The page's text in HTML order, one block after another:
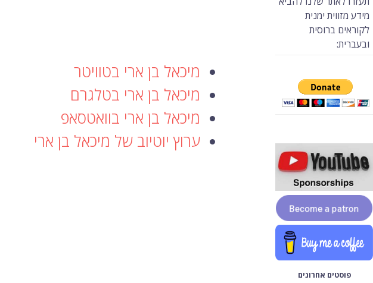
מיכאל בן ארי בטוויטר
מיכאל בן ארי בטלגרם
מיכאל בן ארי בוואטסאפ
ערוץ יוטיוב של מיכאל בן ארי
מידע מזווית ימנית
לקוראים ברוסית
ובעברית:
פוסטים אחרונים